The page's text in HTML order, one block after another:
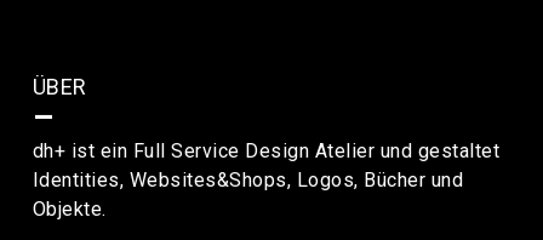
ÜBER
–
dh+ ist ein Full Service Design Atelier und gestaltet
Identities, Websites&Shops, Logos, Bücher und
Objekte.